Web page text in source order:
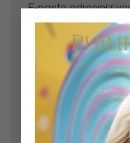
E-posta adresiniz
ile işaretlenmişlerdir
*